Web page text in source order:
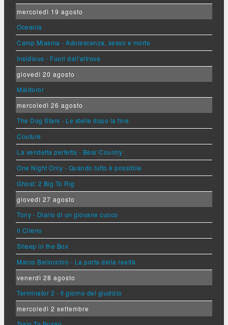
mercoledì 19 agosto
Oceania
Camp Miasma - Adolescenza, sesso e morte
Insidious - Fuori dall'altrove
giovedì 20 agosto
Maldoror
mercoledì 26 agosto
The Dog Stars - Le stelle dopo la fine
Couture
La vendetta perfetta - Bear Country
One Night Only - Quando tutto è possibile
Ghost: 2 Big To Rig
giovedì 27 agosto
Tony - Diario di un giovane cuoco
Il Cileno
Sheep in the Box
Marco Bellocchio - La porta della realtà
venerdì 28 agosto
Terminator 2 - Il giorno del giudizio
mercoledì 2 settembre